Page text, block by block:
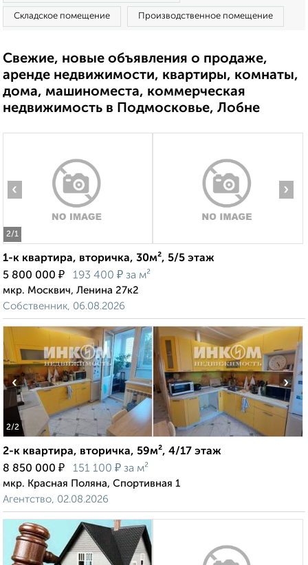
Складское помещение Производственное помещение
Свежие, новые объявления о продаже,
аренде недвижимости, квартиры, комнаты,
дома, машиноместа, коммерческая
недвижимость в Подмосковье, Лобне
2/1
‹ ›
1-к квартира, вторичка, 30м², 5/5 этаж
5 800 000 ₽ 193 400 ₽ за м²
мкр. Москвич, Ленина 27к2
Собственник, 06.08.2026
2/2
‹ ›
2-к квартира, вторичка, 59м², 4/17 этаж
8 850 000 ₽ 151 100 ₽ за м²
мкр. Красная Поляна, Спортивная 1
Агентство, 02.08.2026